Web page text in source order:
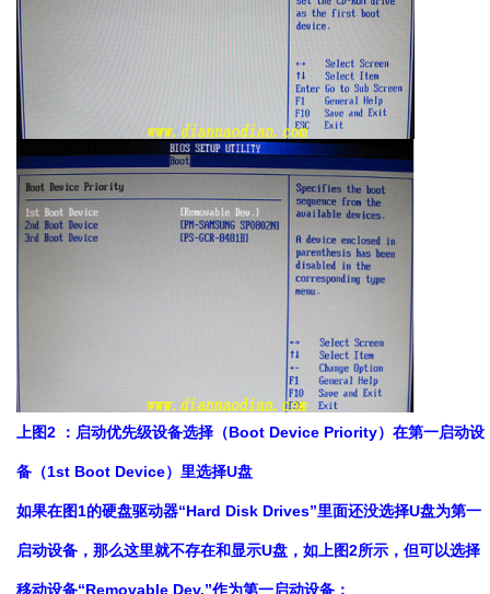
上图2 ：启动优先级设备选择（Boot Device Priority）在第一启动设
备（1st Boot Device）里选择U盘
如果在图1的硬盘驱动器“Hard Disk Drives”里面还没选择U盘为第一
启动设备，那么这里就不存在和显示U盘，如上图2所示，但可以选择
移动设备“Removable Dev.”作为第一启动设备；